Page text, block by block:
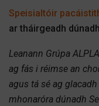
Speisialtóir
ar tháirgeadh
Leanann Grúpa
ag fás i réimse an
agus tá sé ag
mhonaróra dúnadh